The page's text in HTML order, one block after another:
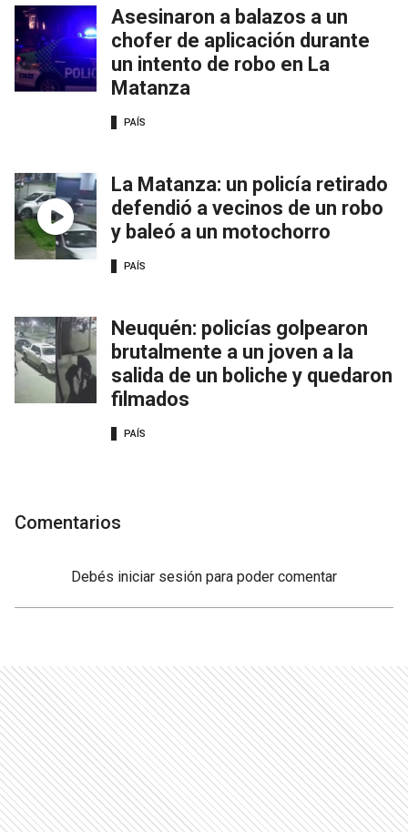
Asesinaron a balazos a un
chofer de aplicación durante
un intento de robo en La
Matanza
PAÍS
La Matanza: un policía retirado
defendió a vecinos de un robo
y baleó a un motochorro
PAÍS
Neuquén: policías golpearon
brutalmente a un joven a la
salida de un boliche y quedaron
filmados
PAÍS
Comentarios
Debés iniciar sesión para poder comentar